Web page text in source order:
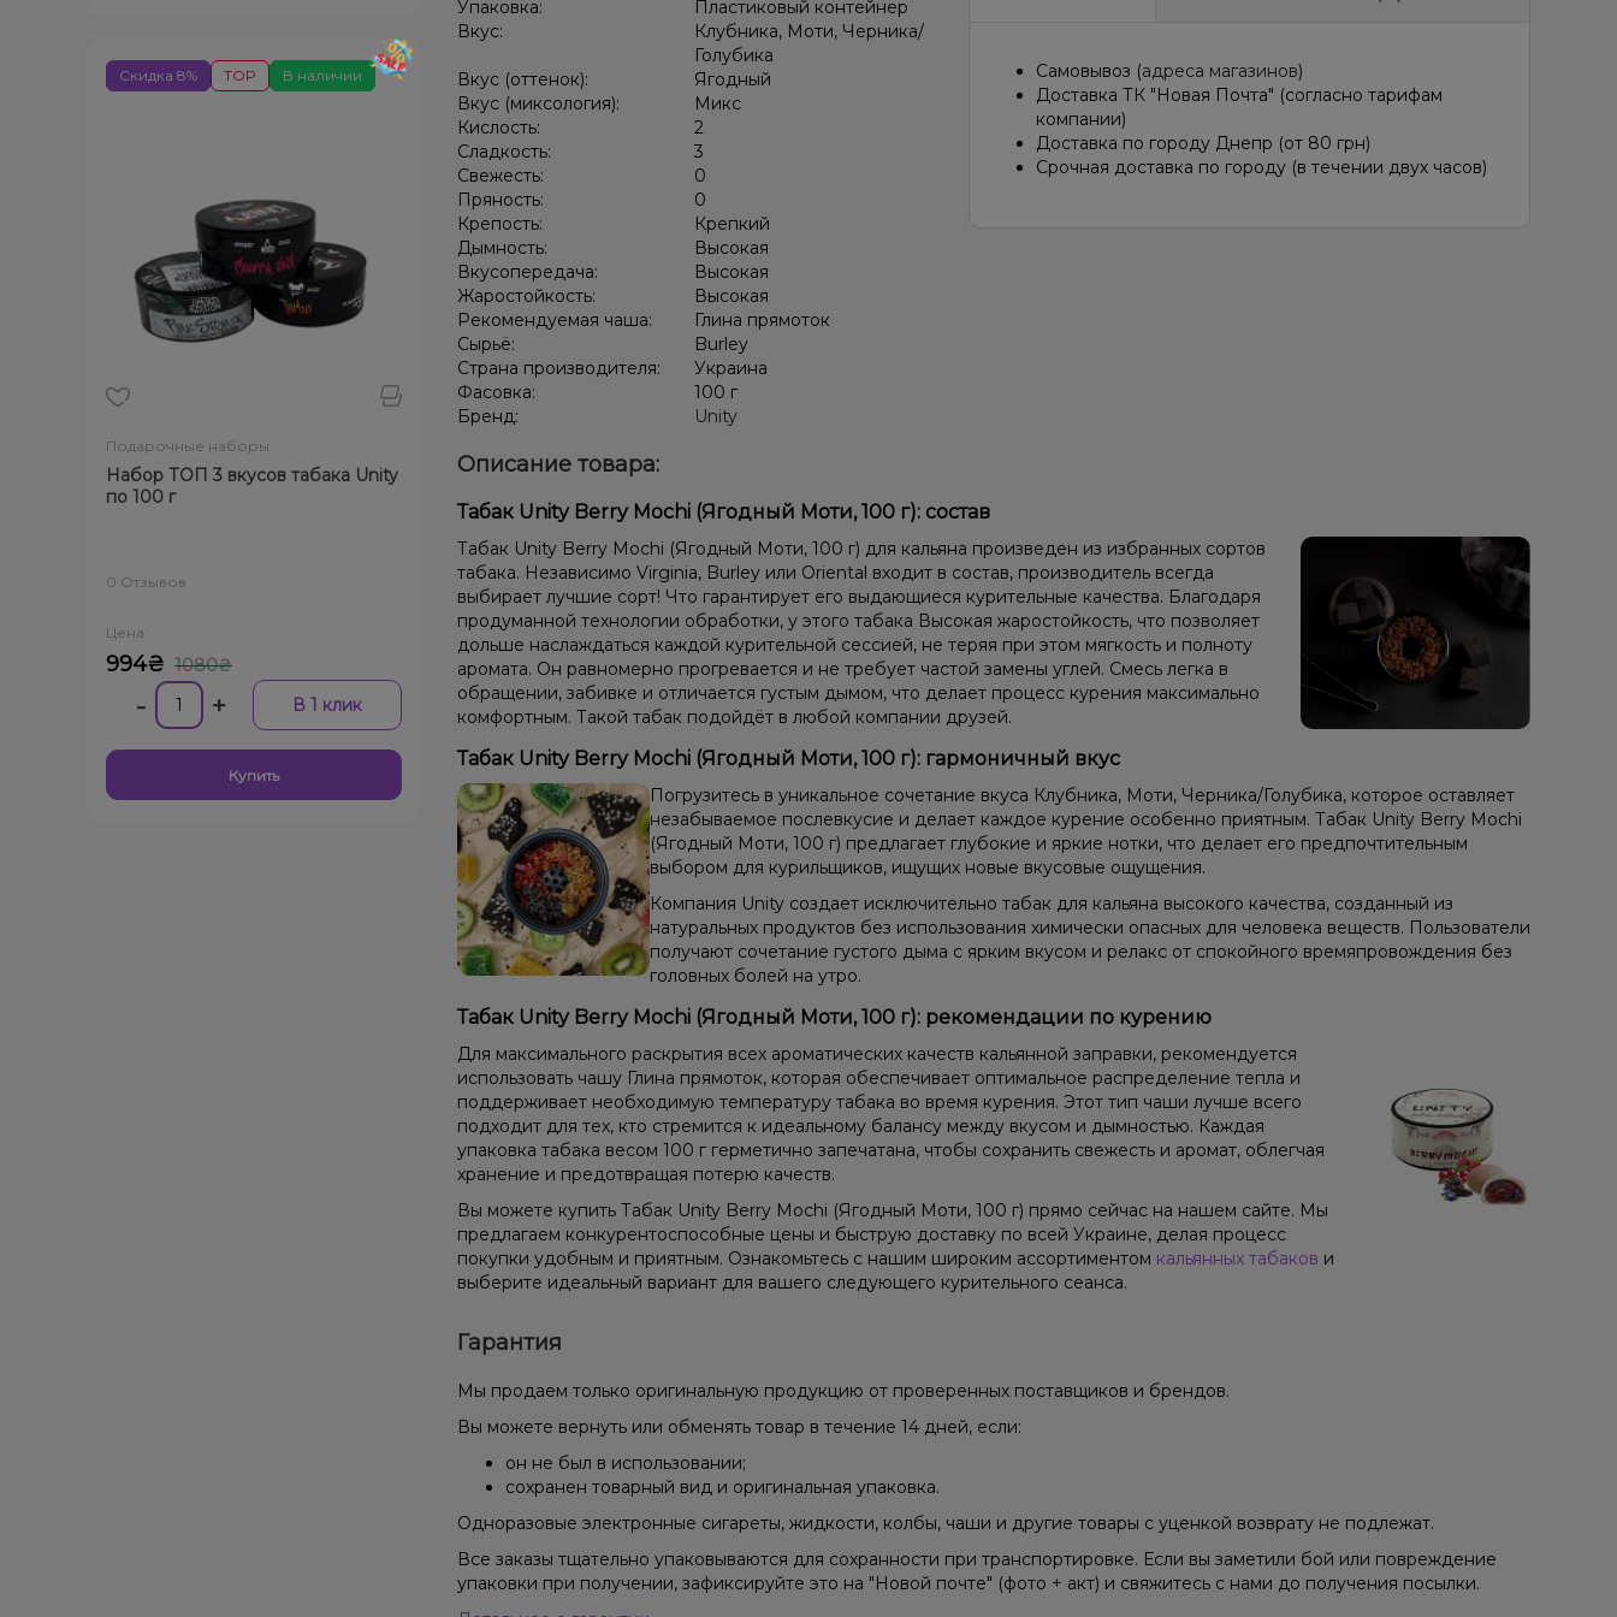
В наличии
Скидка 8% TOP
Подарочные наборы
Набор ТОП 3 вкусов табака Unity
по 100 г
0 Отзывов
Цена:
994₴ 1080₴
- + В 1 клик
Купить
Упаковка:
Пластиковый контейнер
Вкус:
Клубника, Моти, Черника/
Голубика
Вкус (оттенок):
Ягодный
Вкус (миксология):
Микс
Кислость:
2
Сладкость:
3
Свежесть:
0
Пряность:
0
Крепость:
Крепкий
Дымность:
Высокая
Вкусопередача:
Высокая
Жаростойкость:
Высокая
Рекомендуемая чаша:
Глина прямоток
Сырьё:
Burley
Страна производителя:
Украина
Фасовка:
100 г
Бренд:
Unity
Самовывоз (адреса магазинов)
Доставка ТК "Новая Почта" (согласно тарифам
компании)
Доставка по городу Днепр (от 80 грн)
Срочная доставка по городу (в течении двух часов)
Описание товара:
Табак Unity Berry Mochi (Ягодный Моти, 100 г): состав
Табак Unity Berry Mochi (Ягодный Моти, 100 г) для кальяна произведен из избранных сортов
табака. Независимо Virginia, Burley или Oriental входит в состав, производитель всегда
выбирает лучшие сорт! Что гарантирует его выдающиеся курительные качества. Благодаря
продуманной технологии обработки, у этого табака Высокая жаростойкость, что позволяет
дольше наслаждаться каждой курительной сессией, не теряя при этом мягкость и полноту
аромата. Он равномерно прогревается и не требует частой замены углей. Смесь легка в
обращении, забивке и отличается густым дымом, что делает процесс курения максимально
комфортным. Такой табак подойдёт в любой компании друзей.
Табак Unity Berry Mochi (Ягодный Моти, 100 г): гармоничный вкус
Погрузитесь в уникальное сочетание вкуса Клубника, Моти, Черника/Голубика, которое оставляет
незабываемое послевкусие и делает каждое курение особенно приятным. Табак Unity Berry Mochi
(Ягодный Моти, 100 г) предлагает глубокие и яркие нотки, что делает его предпочтительным
выбором для курильщиков, ищущих новые вкусовые ощущения.
Компания Unity создает исключительно табак для кальяна высокого качества, созданный из
натуральных продуктов без использования химически опасных для человека веществ. Пользователи
получают сочетание густого дыма с ярким вкусом и релакс от спокойного времяпровождения без
головных болей на утро.
Табак Unity Berry Mochi (Ягодный Моти, 100 г): рекомендации по курению
Для максимального раскрытия всех ароматических качеств кальянной заправки, рекомендуется
использовать чашу Глина прямоток, которая обеспечивает оптимальное распределение тепла и
поддерживает необходимую температуру табака во время курения. Этот тип чаши лучше всего
подходит для тех, кто стремится к идеальному балансу между вкусом и дымностью. Каждая
упаковка табака весом 100 г герметично запечатана, чтобы сохранить свежесть и аромат, облегчая
хранение и предотвращая потерю качеств.
Вы можете купить Табак Unity Berry Mochi (Ягодный Моти, 100 г) прямо сейчас на нашем сайте. Мы
предлагаем конкурентоспособные цены и быструю доставку по всей Украине, делая процесс
покупки удобным и приятным. Ознакомьтесь с нашим широким ассортиментом кальянных табаков и
выберите идеальный вариант для вашего следующего курительного сеанса.
Гарантия
Мы продаем только оригинальную продукцию от проверенных поставщиков и брендов.
Вы можете вернуть или обменять товар в течение 14 дней, если:
он не был в использовании;
сохранен товарный вид и оригинальная упаковка.
Одноразовые электронные сигареты, жидкости, колбы, чаши и другие товары с уценкой возврату не подлежат.
Все заказы тщательно упаковываются для сохранности при транспортировке. Если вы заметили бой или повреждение
упаковки при получении, зафиксируйте это на "Новой почте" (фото + акт) и свяжитесь с нами до получения посылки.